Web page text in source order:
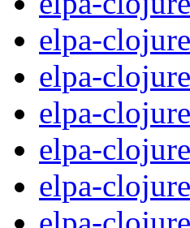
elpa-
elpa-
elpa-
elpa-
elpa-